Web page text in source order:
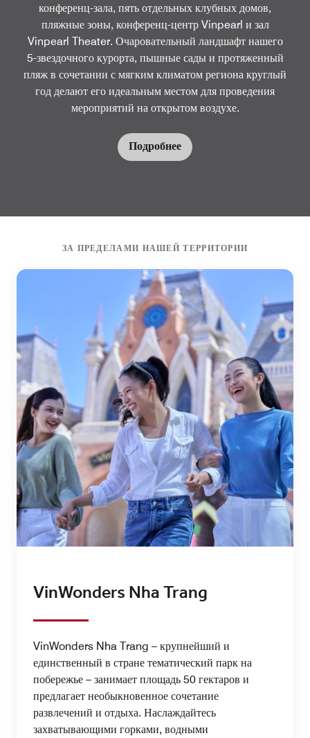
конференц-зала, пять отдельных клубных домов,
пляжные зоны, конференц-центр Vinpearl и зал
Vinpearl Theater. Очаровательный ландшафт нашего
5-звездочного курорта, пышные сады и протяженный
пляж в сочетании с мягким климатом региона круглый
год делают его идеальным местом для проведения
мероприятий на открытом воздухе.
Подробнее
ЗА ПРЕДЕЛАМИ НАШЕЙ ТЕРРИТОРИИ
VinWonders Nha Trang
VinWonders Nha Trang – крупнейший и
единственный в стране тематический парк на
побережье – занимает площадь 50 гектаров и
предлагает необыкновенное сочетание
развлечений и отдыха. Наслаждайтесь
захватывающими горками, водными